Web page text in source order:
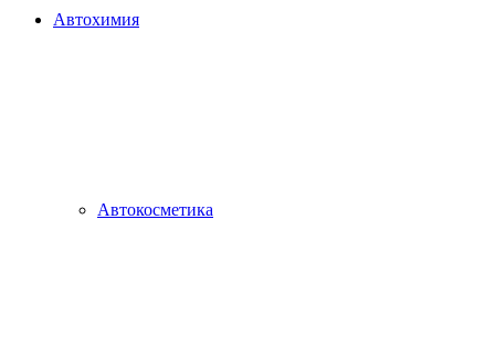
Автохимия
Автокосметика